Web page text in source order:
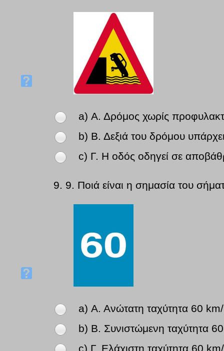
a) Α. Δρόμος χωρίς
b) Β. Δεξιά του δρόμου
c) Γ. Η οδός οδηγεί σε
9. 9. Ποιά είναι η σημασία του
a) Α. Ανώτατη ταχύτητα 60
b) Β. Συνιστώμενη ταχύτητα
c) Γ. Ελάχιστη ταχύτητα 60